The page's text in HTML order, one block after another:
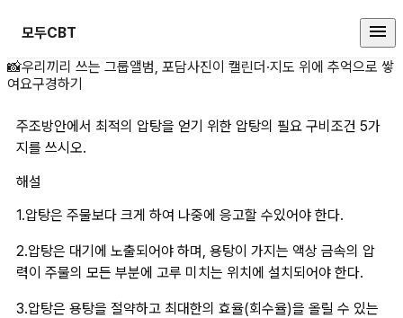
모두CBT
주조방안에서 최적의 압탕을 얻기
📸우리끼리 쓰는 그룹앨범, 포담사진이 캘린더·지도 위에 추억으로 쌓
여요구경하기
주조방안에서 최적의 압탕을 얻기 위한 압탕의 필요 구비조건 5가
지를 쓰시오.
해설
1.압탕은 주물보다 크게 하여 나중에 응고할 수있어야 한다.
2.압탕은 대기에 노출되어야 하며, 용탕이 가지는 액상 금속의 압
력이 주물의 모든 부분에 고루 미치는 위치에 설치되어야 한다.
3.압탕은 용탕을 절약하고 최대한의 효율(회수율)을 올릴 수 있는